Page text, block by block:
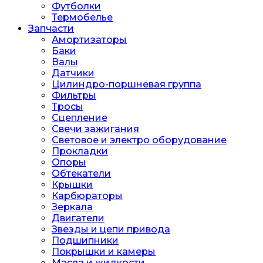
Футболки
Термобелье
Запчасти
Амортизаторы
Баки
Валы
Датчики
Цилиндро-поршневая группа
Фильтры
Тросы
Сцепление
Свечи зажигания
Световое и электро оборудование
Прокладки
Опоры
Обтекатели
Крышки
Карбюраторы
Зеркала
Двигатели
Звезды и цепи привода
Подшипники
Покрышки и камеры